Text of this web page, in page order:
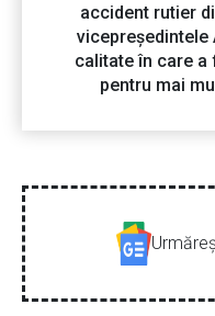
accident rutier
vicepreședintele
calitate în care
pentru mai